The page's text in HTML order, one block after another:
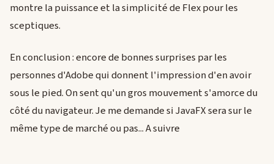
montre la puissance et la simplicité de Flex pour les
sceptiques.
En conclusion : encore de bonnes surprises par les
personnes d'Adobe qui donnent l'impression d'en avoir
sous le pied. On sent qu'un gros mouvement s'amorce du
côté du navigateur. Je me demande si JavaFX sera sur le
même type de marché ou pas... A suivre